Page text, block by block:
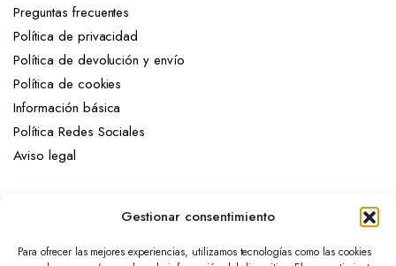
Gestionar consentimiento
Para ofrecer las mejores experiencias, utilizamos tecnologías como las cookies
Preguntas frecuentes
Política de privacidad
Política de devolución y envío
Política de cookies
Información básica
Política Redes Sociales
Aviso legal
Mis pedidos